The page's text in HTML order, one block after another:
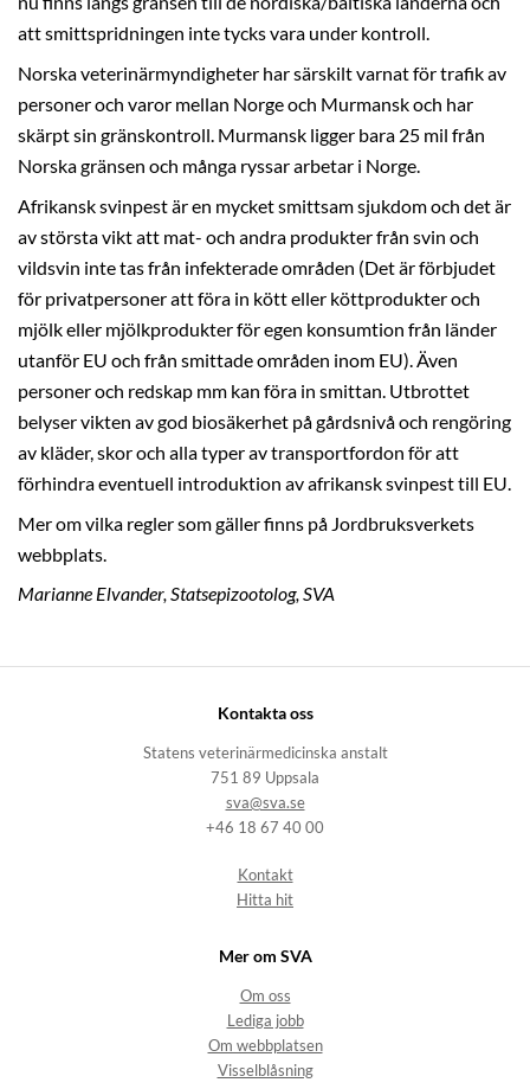
att smittspridningen inte tycks vara under kontroll.
Norska veterinärmyndigheter har särskilt varnat för trafik av
personer och varor mellan Norge och Murmansk och har
skärpt sin gränskontroll. Murmansk ligger bara 25 mil från
Norska gränsen och många ryssar arbetar i Norge.
Afrikansk svinpest är en mycket smittsam sjukdom och det är
av största vikt att mat- och andra produkter från svin och
vildsvin inte tas från infekterade områden (Det är förbjudet
för privatpersoner att föra in kött eller köttprodukter och
mjölk eller mjölkprodukter för egen konsumtion från länder
utanför EU och från smittade områden inom EU). Även
personer och redskap mm kan föra in smittan. Utbrottet
belyser vikten av god biosäkerhet på gårdsnivå och rengöring
av kläder, skor och alla typer av transportfordon för att
förhindra eventuell introduktion av afrikansk svinpest till EU.
Mer om vilka regler som gäller finns på Jordbruksverkets
webbplats.
Marianne Elvander, Statsepizootolog, SVA
Kontakta oss
Statens veterinärmedicinska anstalt
751 89 Uppsala
sva@sva.se
+46 18 67 40 00
Kontakt
Hitta hit
Mer om SVA
Om oss
Lediga jobb
Om webbplatsen
Visselblåsning